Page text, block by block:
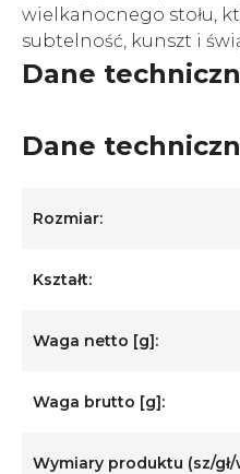
wielkanocnego stołu,
subtelność, kunszt i
Dane
Dane
Rozmiar:
Kształt:
Waga netto [g]:
Waga brutto [g]:
Wymiary produktu (sz/